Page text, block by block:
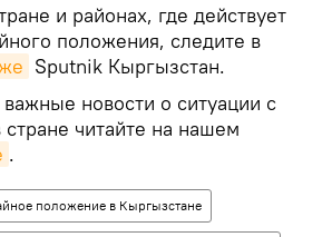
и районах, где действует
положения, следите в
Sputnik Кыргызстан.
новости о ситуации с
читайте на нашем
.
положение в Кыргызстане